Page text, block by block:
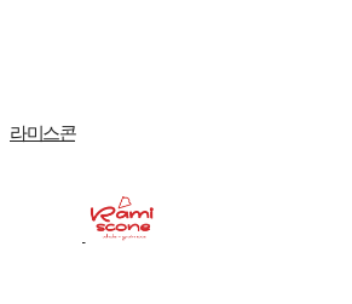
라미스콘